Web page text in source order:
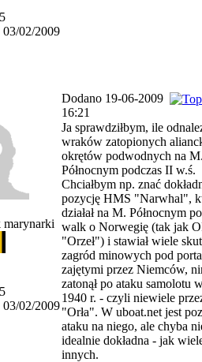
03/02/2009
Dodano 19-06-2009
16:21
marynarki
03/02/2009
Ja sprawdziłbym, ile
wraków zatopionych
okrętów podwodnych na
Północnym podczas II w.ś.
Chciałbym np. znać
pozycję HMS "Narwhal",
działał na M. Północnym
walk o Norwegię (tak jak
"Orzeł") i stawiał wiele
zagród minowych pod
zajętymi przez Niemców,
zatonął po ataku samolotu
1940 r. - czyli niewiele
"Orła". W uboat.net jest
ataku na niego, ale chyba
idealnie dokładna - jak
innych.